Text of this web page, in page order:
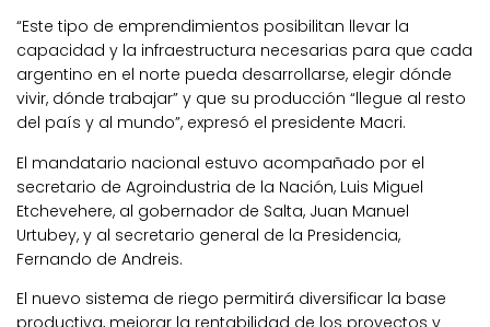
“Este tipo de emprendimientos posibilitan llevar la
capacidad y la infraestructura necesarias para que cada
argentino en el norte pueda desarrollarse, elegir dónde
vivir, dónde trabajar” y que su producción “llegue al resto
del país y al mundo”, expresó el presidente Macri.
El mandatario nacional estuvo acompañado por el
secretario de Agroindustria de la Nación, Luis Miguel
Etchevehere, al gobernador de Salta, Juan Manuel
Urtubey, y al secretario general de la Presidencia,
Fernando de Andreis.
El nuevo sistema de riego permitirá diversificar la base
productiva, mejorar la rentabilidad de los proyectos y